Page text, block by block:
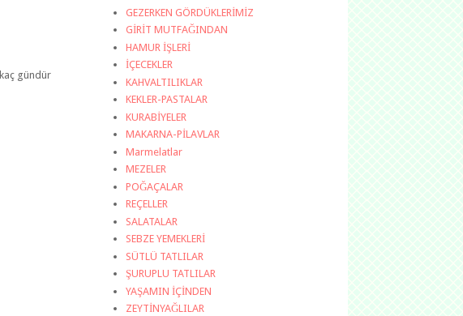
gündür
GEZERKEN GÖRDÜKLERİMİZ
GİRİT MUTFAĞINDAN
HAMUR İŞLERİ
İÇECEKLER
KAHVALTILIKLAR
KEKLER-PASTALAR
KURABİYELER
MAKARNA-PİLAVLAR
Marmelatlar
MEZELER
POĞAÇALAR
REÇELLER
SALATALAR
SEBZE YEMEKLERİ
SÜTLÜ TATLILAR
ŞURUPLU TATLILAR
YAŞAMIN İÇİNDEN
ZEYTİNYAĞLILAR